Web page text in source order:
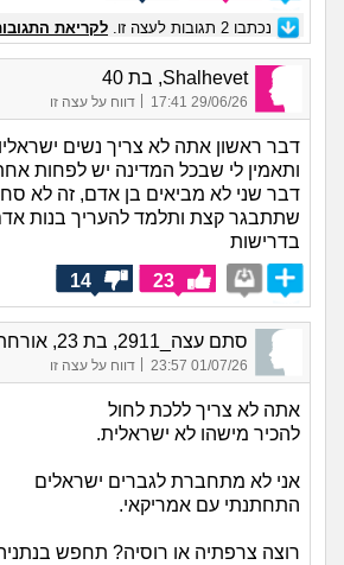
נכתבו 2 תגובות לעצה זו. לקריאת
Shalhevet, בת 40
29/06/26 17:41 דווח על עצה זו
דבר ראשון אתה לא צריך נשים
ותאמין לי שבכל המדינה יש לפחות
דבר שני לא מביאים בן אדם, זה לא
שתתבגר קצת ותלמד להעריך בנות
בדרישות
23
14
סתם עצה_2911, בת 23, אורחת
01/07/26 23:57 דווח על עצה זו
אתה לא צריך ללכת לחול
להכיר מישהו לא ישראלית.
אני לא מתחברת לגברים ישראלים
התחתנתי עם אמריקאי.
רוצה צרפתיה או רוסיה? תחפש